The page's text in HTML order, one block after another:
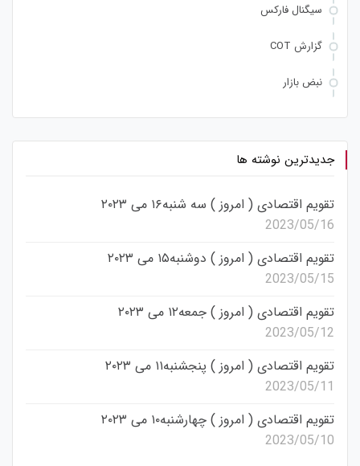
سیگنال فارکس
گزارش COT
نبض بازار
جدیدترین نوشته ها
تقویم اقتصادی ( امروز ) سه شنبه۱۶ می ۲۰۲۳
2023/05/16
تقویم اقتصادی ( امروز ) دوشنبه۱۵ می ۲۰۲۳
2023/05/15
تقویم اقتصادی ( امروز ) جمعه۱۲ می ۲۰۲۳
2023/05/12
تقویم اقتصادی ( امروز ) پنجشنبه۱۱ می ۲۰۲۳
2023/05/11
تقویم اقتصادی ( امروز ) چهارشنبه۱۰ می ۲۰۲۳
2023/05/10